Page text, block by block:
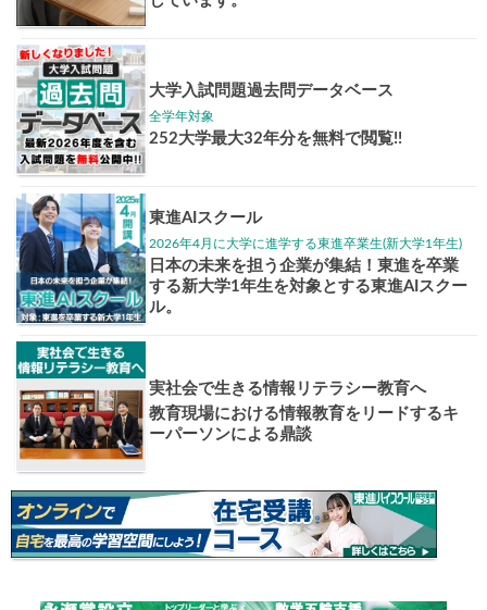
志作文コンクール 君の未来
情報
大学入試偏差値ランキング 現役合格